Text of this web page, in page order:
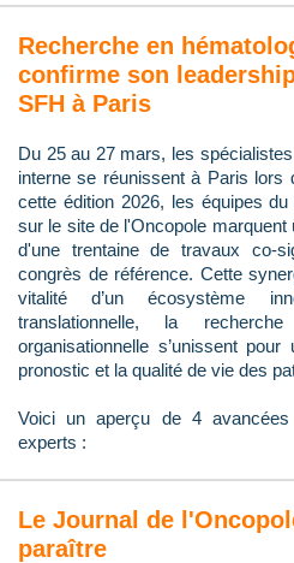
Recherche en
confirme son
SFH à Paris
Du 25 au 27 mars, les
interne se réunissent à Paris lors
cette édition 2026, les équipes
sur le site de l'Oncopole marquent
d'une trentaine de travaux co-
congrès de référence. Cette
vitalité d’un écosystème
translationnelle, la
organisationnelle s’unissent
pronostic et la qualité de vie des
Voici un aperçu de 4
experts :
Le Journal de
paraître